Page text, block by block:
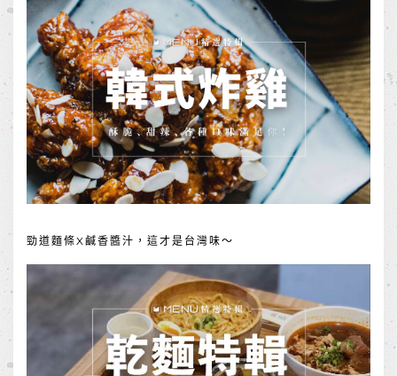
勁道麵條X鹹香醬汁，這才是台灣味～